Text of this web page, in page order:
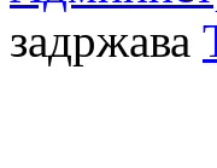
задржава